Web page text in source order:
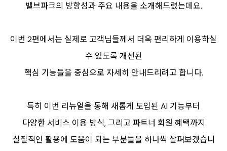
밸브파크의 방향성과 주요 내용을 소개해드렸는데요.
이번 2편에서는 실제로 고객님들께서 더욱 편리하게 이용하실
수 있도록 개선된
핵심 기능들을 중심으로 자세히 안내드리려고 합니다.
특히 이번 리뉴얼을 통해 새롭게 도입된 AI 기능부터
다양한 서비스 이용 방식, 그리고 파트너 회원 혜택까지
실질적인 활용에 도움이 되는 부분들을 하나씩 살펴보겠습니